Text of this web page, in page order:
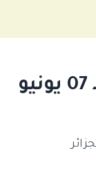
أسعار الذهب في الأحد 07 يونيو